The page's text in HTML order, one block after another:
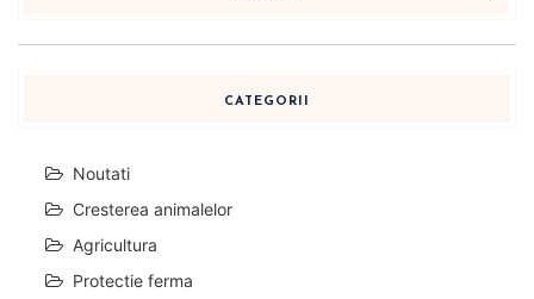
CATEGORII
Noutati
Cresterea animalelor
Agricultura
Protectie ferma